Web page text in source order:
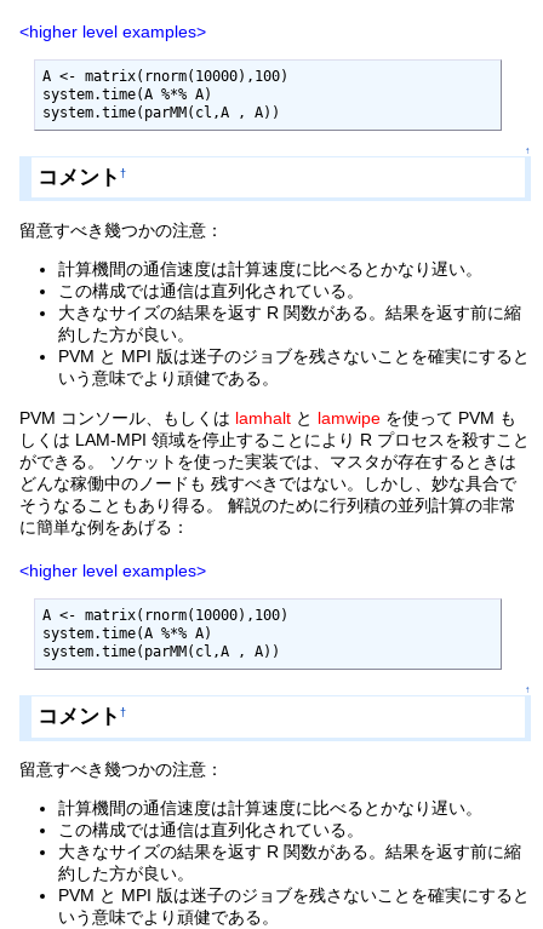
<higher level examples>
A <- matrix(rnorm(10000),100)
system.time(A %*% A)
system.time(parMM(cl,A , A))
↑
コメント†
留意すべき幾つかの注意：
計算機間の通信速度は計算速度に比べるとかなり遅い。
この構成では通信は直列化されている。
大きなサイズの結果を返す R 関数がある。結果を返す前に縮
約した方が良い。
PVM と MPI 版は迷子のジョブを残さないことを確実にすると
いう意味でより頑健である。
PVM コンソール、もしくは lamhalt と lamwipe を使って PVM も
しくは LAM-MPI 領域を停止することにより R プロセスを殺すこと
ができる。 ソケットを使った実装では、マスタが存在するときは
どんな稼働中のノードも 残すべきではない。しかし、妙な具合で
そうなることもあり得る。 解説のために行列積の並列計算の非常
に簡単な例をあげる：
<higher level examples>
A <- matrix(rnorm(10000),100)
system.time(A %*% A)
system.time(parMM(cl,A , A))
↑
コメント†
留意すべき幾つかの注意：
計算機間の通信速度は計算速度に比べるとかなり遅い。
この構成では通信は直列化されている。
大きなサイズの結果を返す R 関数がある。結果を返す前に縮
約した方が良い。
PVM と MPI 版は迷子のジョブを残さないことを確実にすると
いう意味でより頑健である。